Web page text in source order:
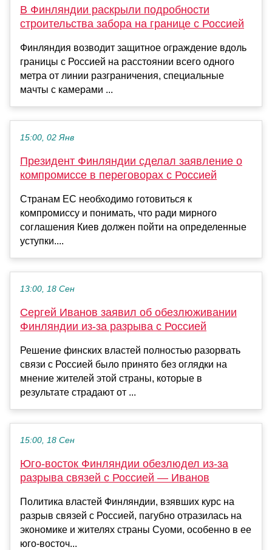
В Финляндии раскрыли подробности
строительства забора на границе с Россией
Финляндия возводит защитное ограждение вдоль
границы с Россией на расстоянии всего одного
метра от линии разграничения, специальные
мачты с камерами ...
15:00, 02 Янв
Президент Финляндии сделал заявление о
компромиссе в переговорах с Россией
Странам ЕС необходимо готовиться к
компромиссу и понимать, что ради мирного
соглашения Киев должен пойти на определенные
уступки....
13:00, 18 Сен
Сергей Иванов заявил об обезлюживании
Финляндии из-за разрыва с Россией
Решение финских властей полностью разорвать
связи с Россией было принято без оглядки на
мнение жителей этой страны, которые в
результате страдают от ...
15:00, 18 Сен
Юго-восток Финляндии обезлюдел из-за
разрыва связей с Россией — Иванов
Политика властей Финляндии, взявших курс на
разрыв связей с Россией, пагубно отразилась на
экономике и жителях страны Суоми, особенно в ее
юго-восточ...